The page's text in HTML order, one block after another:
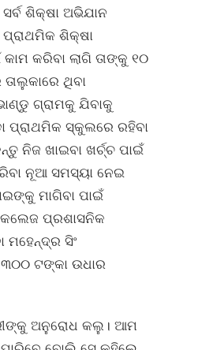
ଶିକ୍ଷା ଅଭିଯାନ
ପ୍ରାଥମିକ ଶିକ୍ଷା
କରିବା ଲାଗି ତାଙ୍କୁ ୧୦
ଥିବା
ଗ୍ରାମକୁ ଯିବାକୁ
ପ୍ରାଥମିକ ସ୍କୁଲରେ ରହିବା
ନିଜ ଖାଇବା ଖର୍ଚ୍ଚ ପାଇଁ
ନୂଆ ସମସ୍ୟା ନେଇ
ମାଗିବା ପାଇଁ
ପ୍ରଶାସନିକ
ମହେନ୍ଦ୍ର ସିଂ
ଟଙ୍କା ଉଧାର
ଅନୁରୋଧ କଲୁ। ଆମ